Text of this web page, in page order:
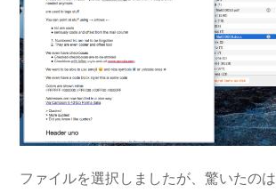
ファイルを選択しましたが、驚いたのは